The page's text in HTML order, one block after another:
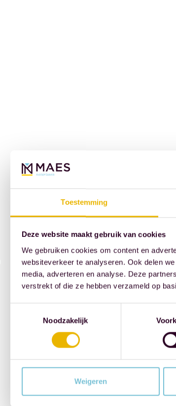
Toestemming
Deze website maakt gebruik van cookies
We gebruiken cookies om content en
websiteverkeer te analyseren. Ook delen
media, adverteren en analyse. Deze
verstrekt of die ze hebben verzameld op
Noodzakelijk
Weigeren